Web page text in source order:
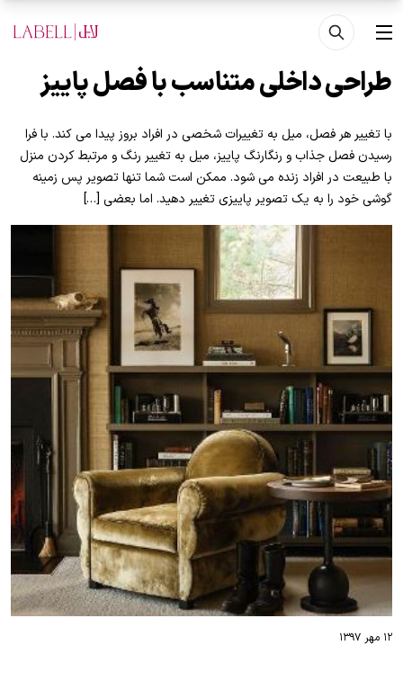
رفتن به محتوای اصلی
منو
طراحی داخلی متناسب با فصل پاییز
با تغییر هر فصل، میل به تغییرات شخصی در افراد بروز پیدا می کند. با فرا
رسیدن فصل جذاب و رنگارنگ پاییز، میل به تغییر رنگ و مرتبط کردن منزل
با طبیعت در افراد زنده می شود. ممکن است شما تنها تصویر پس زمینه
گوشی خود را به یک تصویر پاییزی تغییر دهید. اما بعضی […]
۱۲ مهر ۱۳۹۷